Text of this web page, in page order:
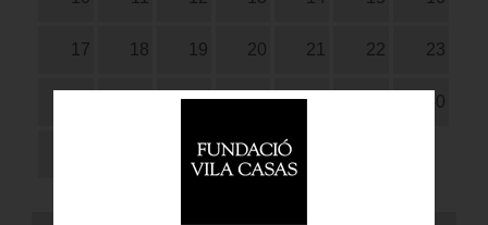
17 18 19 20 21 22 23
26 27 28 30